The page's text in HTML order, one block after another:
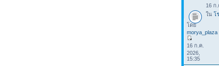
16 ก
ใน โ
โดย
morya_plaza
16 ก.ค.
2026,
15:35